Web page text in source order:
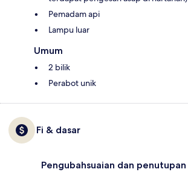
Pemadam api
Lampu luar
Umum
2 bilik
Perabot unik
Fi & dasar
Pengubahsuaian dan penutupan